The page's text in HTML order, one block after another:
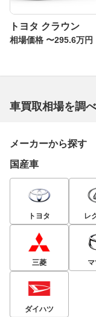
トヨタ クラウン
相場価格 〜295.6万円
車買取相場を調
メーカーから探す
国産車
トヨタ レ
三菱
ダイハツ